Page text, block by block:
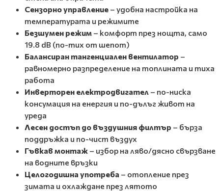
Сензорно управление – удобна настройка на
температурата и режимите
Безшумен режим – комфорт през нощта, само
19.8 dB (по-тих от шепот)
Балансиран тангенциален вентилатор –
равномерно разпределение на топлината и тиха
работа
Инверторен електродвигател – по-ниска
консумация на енергия и по-дълъг живот на
уреда
Лесен достъп до въздушния филтър – бърза
поддръжка и по-чист въздух
Гъвкав монтаж – избор на ляво/дясно свързване
на водните връзки
Целогодишна употреба – отопление през
зимата и охлаждане през лятото